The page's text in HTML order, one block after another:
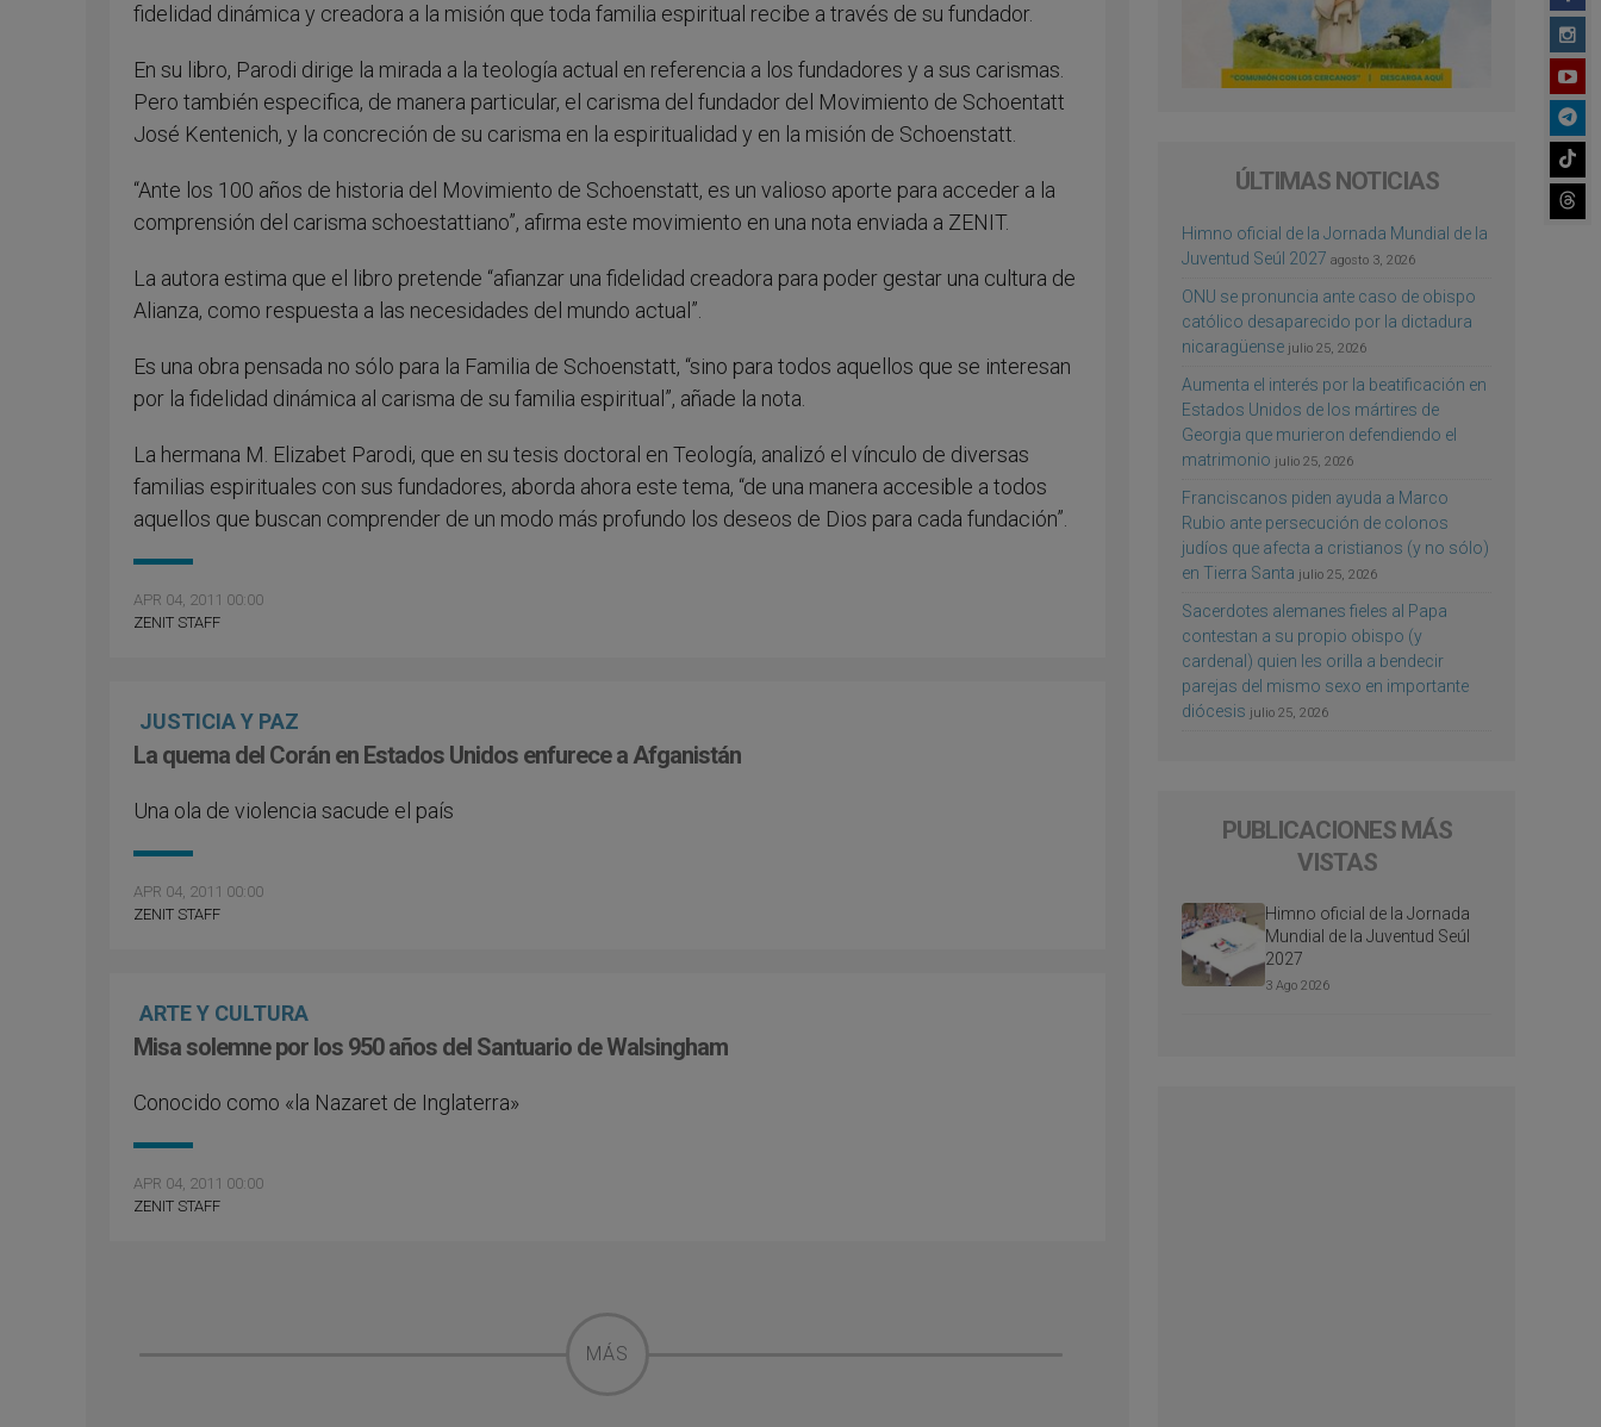
fidelidad dinámica y creadora a la misión que toda familia espiritual recibe a través de su fundador.
En su libro, Parodi dirige la mirada a la teología actual en referencia a los fundadores y a sus carismas.
Pero también especifica, de manera particular, el carisma del fundador del Movimiento de Schoentatt
José Kentenich, y la concreción de su carisma en la espiritualidad y en la misión de Schoenstatt.
“Ante los 100 años de historia del Movimiento de Schoenstatt, es un valioso aporte para acceder a la
comprensión del carisma schoestattiano”, afirma este movimiento en una nota enviada a ZENIT.
La autora estima que el libro pretende “afianzar una fidelidad creadora para poder gestar una cultura de
Alianza, como respuesta a las necesidades del mundo actual”.
Es una obra pensada no sólo para la Familia de Schoenstatt, “sino para todos aquellos que se interesan
por la fidelidad dinámica al carisma de su familia espiritual”, añade la nota.
La hermana M. Elizabet Parodi, que en su tesis doctoral en Teología, analizó el vínculo de diversas
familias espirituales con sus fundadores, aborda ahora este tema, “de una manera accesible a todos
aquellos que buscan comprender de un modo más profundo los deseos de Dios para cada fundación”.
APR 04, 2011 00:00
ZENIT STAFF
JUSTICIA Y PAZ
La quema del Corán en Estados Unidos enfurece a Afganistán
Una ola de violencia sacude el país
APR 04, 2011 00:00
ZENIT STAFF
ARTE Y CULTURA
Misa solemne por los 950 años del Santuario de Walsingham
Conocido como «la Nazaret de Inglaterra»
APR 04, 2011 00:00
ZENIT STAFF
MÁS
ÚLTIMAS NOTICIAS
Himno oficial de la Jornada Mundial de la
Juventud Seúl 2027 agosto 3, 2026
ONU se pronuncia ante caso de obispo
católico desaparecido por la dictadura
nicaragüense julio 25, 2026
Aumenta el interés por la beatificación en
Estados Unidos de los mártires de
Georgia que murieron defendiendo el
matrimonio julio 25, 2026
Franciscanos piden ayuda a Marco
Rubio ante persecución de colonos
judíos que afecta a cristianos (y no sólo)
en Tierra Santa julio 25, 2026
Sacerdotes alemanes fieles al Papa
contestan a su propio obispo (y
cardenal) quien les orilla a bendecir
parejas del mismo sexo en importante
diócesis julio 25, 2026
PUBLICACIONES MÁS
VISTAS
Himno oficial de la Jornada
Mundial de la Juventud Seúl
2027
3 Ago 2026